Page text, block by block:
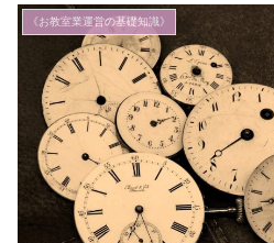
《お教室業運営の基礎知識》